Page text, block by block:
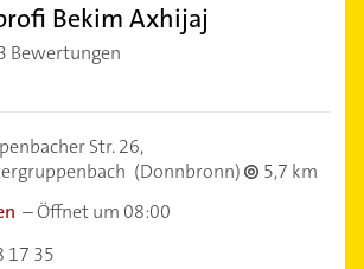
Bekim Axhijaj
Bewertungen
Str. 26,
(Donnbronn)
5,7 km
–Öffnet um 08:00
17 35